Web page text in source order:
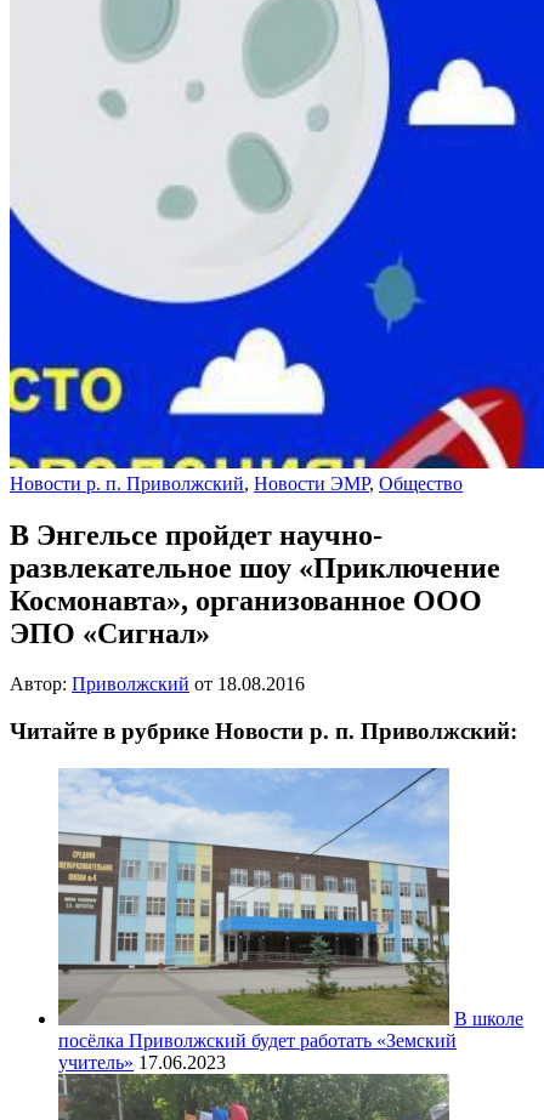
Новости р. п. Приволжский, Новости ЭМР, Общество
В Энгельсе пройдет научно-
развлекательное шоу «Приключение
Космонавта», организованное ООО
ЭПО «Сигнал»
Автор: Приволжский от 18.08.2016
Читайте в рубрике Новости р. п. Приволжский:
В школе
посёлка Приволжский будет работать «Земский
учитель» 17.06.2023